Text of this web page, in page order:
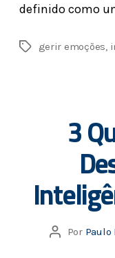
definido como
gerir emoções,
3
Por Paulo